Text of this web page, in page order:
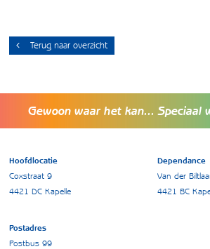
Terug naar overzicht
Gewoon waar het kan... Speciaal
Hoofdlocatie
Coxstraat 9
4421 DC Kapelle
Dependance
Van der
4421 BC
Postadres
Postbus 99